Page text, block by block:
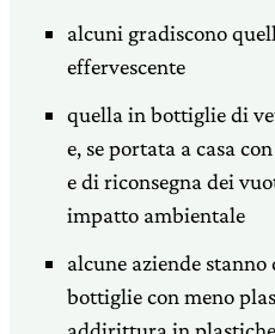
alcuni gradiscono
effervescente
quella in bottiglie di
e, se portata a casa
e di riconsegna dei
impatto ambientale
alcune aziende
bottiglie con meno